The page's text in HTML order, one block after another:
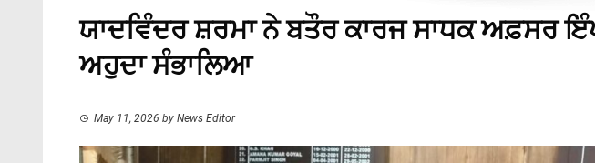
ਯਾਦਵਿੰਦਰ ਸ਼ਰਮਾ ਨੇ ਬਤੌਰ ਕਾਰਜ ਸਾਧਕ ਅਫ਼ਸਰ
ਅਹੁਦਾ ਸੰਭਾਲਿਆ
May 11, 2026 by News Editor